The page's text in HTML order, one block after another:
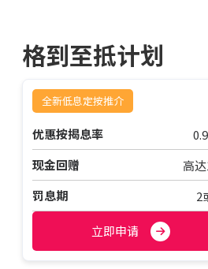
格到至抵计划
全新低息定按推介
优惠按揭息率
现金回赠
高
罚息期
2
立即申请